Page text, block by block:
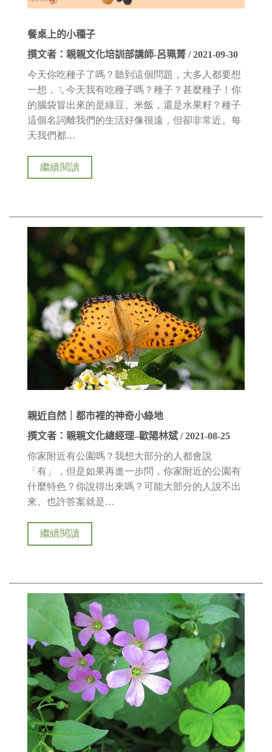
餐桌上的小種子
撰文者：親親文化培訓部講師-呂珮菁 / 2021-09-30
今天你吃種子了嗎？聽到這個問題，大多人都要想
一想，ㄟ今天我有吃種子嗎？種子？甚麼種子！你
的腦袋冒出來的是綠豆、米飯，還是水果籽？種子
這個名詞離我們的生活好像很遠，但卻非常近。每
天我們都…
繼續閱讀
親近自然｜都市裡的神奇小綠地
撰文者：親親文化總經理–歐陽林斌 / 2021-08-25
你家附近有公園嗎？我想大部分的人都會說
「有」，但是如果再進一步問，你家附近的公園有
什麼特色？你說得出來嗎？可能大部分的人說不出
來。也許答案就是…
繼續閱讀